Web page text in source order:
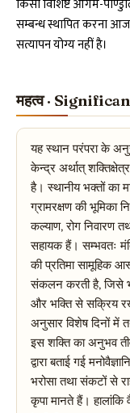
किसी विशिष्ट आगम-
सम्बन्ध स्थापित करना
सत्यापन योग्य नहीं है।
महत्व ·
यह स्थान परंपरा के
केन्द्र अर्थात्
है। स्थानीय भक्तों का
ग्रामरक्षण की भूमिका
कल्याण, रोग निवारण
सहायक हैं। सम्भवतः
की प्रतिमा सामूहिक
संकलन करती है, जिसे
और भक्ति से सक्रिय
अनुसार विशेष दिनों में
इस शक्ति का अनुभव
द्वारा बताई गई
भरोसा तथा संकटों से
कृपा मानते हैं। हालांकि